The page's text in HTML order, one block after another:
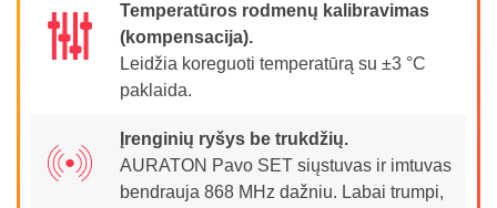
Temperatūros rodmenų kalibravimas
(kompensacija).
Leidžia koreguoti temperatūrą su ±3 °C
paklaida.
Įrenginių ryšys be trukdžių.
AURATON Pavo SET siųstuvas ir imtuvas
bendrauja 868 MHz dažniu. Labai trumpi,